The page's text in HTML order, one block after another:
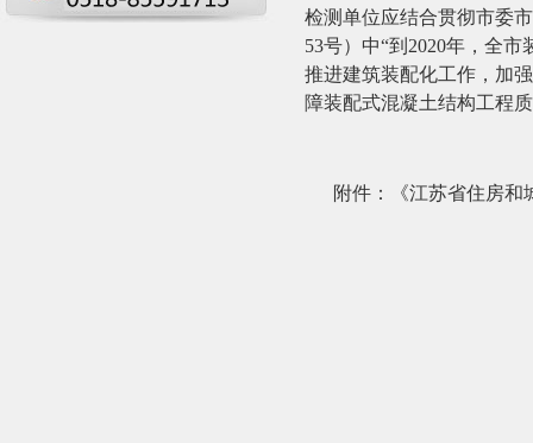
检测单位应结合贯彻市委
53号）中“到 2020年，全市
推进建筑装配化工作，加
障装配式混凝土结构工程
附件：《江苏省住房和